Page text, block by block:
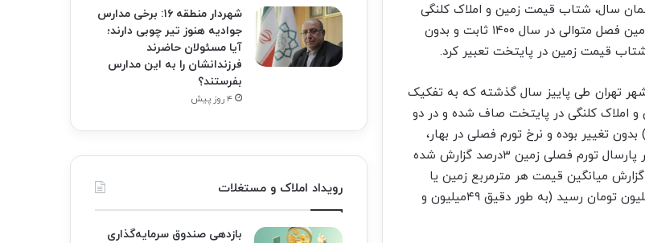
همان سال، شتاب قیمت زمین و املاک کلنگی
صفر بوده است. در واقع از آنجا که سرعت رشد قیمت زمین برای دومین فصل متوالی در سال ۱۴۰۰ ثابت و بدون
شتاب قیمت زمین در پایتخت تعبیر کرد.
تهران طی پاییز سال گذشته که به تفکیک
املاک کلنگی در پایتخت صاف شده و در دو
فصل متوالی یا با اغماض طی سه فصل متوالی (از بهار تا پاییز ۱۴۰۰) بدون تغییر بوده و نرخ تورم فصلی در بهار،
تابستان و پاییز پارسال تقریبا یکسان بوده؛ به این ترتیب که در بهار پارسال تورم فصلی زمین ۳‌درصد گزارش شده
است. بر اساس این گزارش میانگین قیمت هر مترمربع زمین یا
ملک کلنگی در معاملات انجام شده طی پاییز سال ۱۴۰۰ به مرز ۵۰‌میلیون تومان رسید (به طور دقیق ۴۹‌میلیون و
شهردار منطقه ۱۶: برخی مدارس
جوادیه هنوز تیر چوبی دارند؛
آیا مسئولان حاضرند
فرزندانشان را به این مدارس
بفرستند؟
۴ روز پیش
رویداد املاک و مستغلات
بازدهی صندوق سرمایه‌گذاری